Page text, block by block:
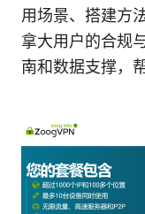
用场景、搭建方
拿大用户的合规
南和数据支撑，